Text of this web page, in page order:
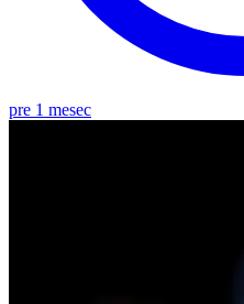
pre 1 mesec